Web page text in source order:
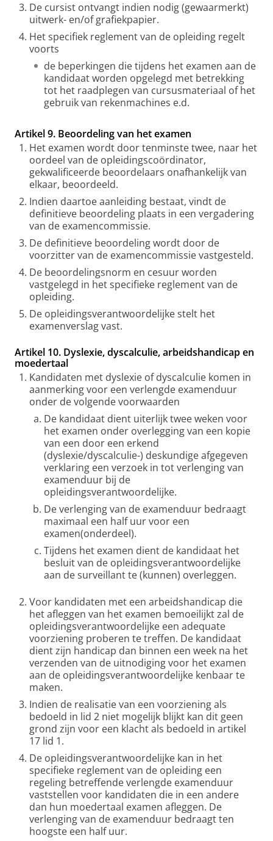
De cursist ontvangt indien nodig (gewaarmerkt)
uitwerk- en/of grafiekpapier.
Het specifiek reglement van de opleiding regelt
voorts
de beperkingen die tijdens het examen aan de
kandidaat worden opgelegd met betrekking
tot het raadplegen van cursusmateriaal of het
gebruik van rekenmachines e.d.
Artikel 9. Beoordeling van het examen
Het examen wordt door tenminste twee, naar het
oordeel van de opleidingscoördinator,
gekwalificeerde beoordelaars onafhankelijk van
elkaar, beoordeeld.
Indien daartoe aanleiding bestaat, vindt de
definitieve beoordeling plaats in een vergadering
van de examencommissie.
De definitieve beoordeling wordt door de
voorzitter van de examencommissie vastgesteld.
De beoordelingsnorm en cesuur worden
vastgelegd in het specifieke reglement van de
opleiding.
De opleidingsverantwoordelijke stelt het
examenverslag vast.
Artikel 10. Dyslexie, dyscalculie, arbeidshandicap en
moedertaal
Kandidaten met dyslexie of dyscalculie komen in
aanmerking voor een verlengde examenduur
onder de volgende voorwaarden
De kandidaat dient uiterlijk twee weken voor
het examen onder overlegging van een kopie
van een door een erkend
(dyslexie/dyscalculie-) deskundige afgegeven
verklaring een verzoek in tot verlenging van
examenduur bij de
opleidingsverantwoordelijke.
De verlenging van de examenduur bedraagt
maximaal een half uur voor een
examen(onderdeel).
Tijdens het examen dient de kandidaat het
besluit van de opleidingsverantwoordelijke
aan de surveillant te (kunnen) overleggen.
Voor kandidaten met een arbeidshandicap die
het afleggen van het examen bemoeilijkt zal de
opleidingsverantwoordelijke een adequate
voorziening proberen te treffen. De kandidaat
dient zijn handicap dan binnen een week na het
verzenden van de uitnodiging voor het examen
aan de opleidingsverantwoordelijke kenbaar te
maken.
Indien de realisatie van een voorziening als
bedoeld in lid 2 niet mogelijk blijkt kan dit geen
grond zijn voor een klacht als bedoeld in artikel
17 lid 1.
De opleidingsverantwoordelijke kan in het
specifieke reglement van de opleiding een
regeling betreffende verlengde examenduur
vaststellen voor kandidaten die in een andere
dan hun moedertaal examen afleggen. De
verlenging van de examenduur bedraagt ten
hoogste een half uur.